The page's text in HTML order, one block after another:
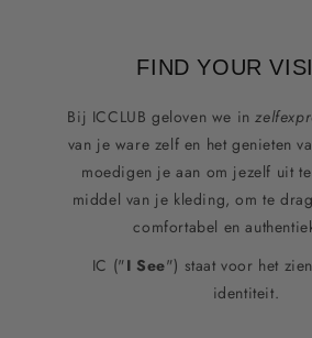
FIND YOUR
Bij ICCLUB geloven we in
van je ware zelf en het genieten
moedigen je aan om jezelf uit
middel van je kleding, om te
comfortabel en
IC ("I See") staat voor het
identiteit.